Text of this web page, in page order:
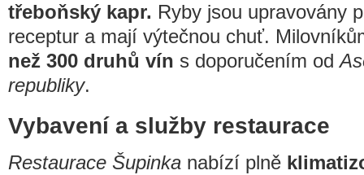
třeboňský kapr. Ryby jsou upravovány
receptur a mají výtečnou chuť.
než 300 druhů vín s doporučením od
republiky.
Vybavení a služby restaurace
Restaurace Šupinka nabízí plně